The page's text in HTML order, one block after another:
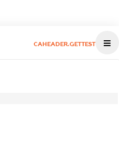
CAHEADER.GETTEST